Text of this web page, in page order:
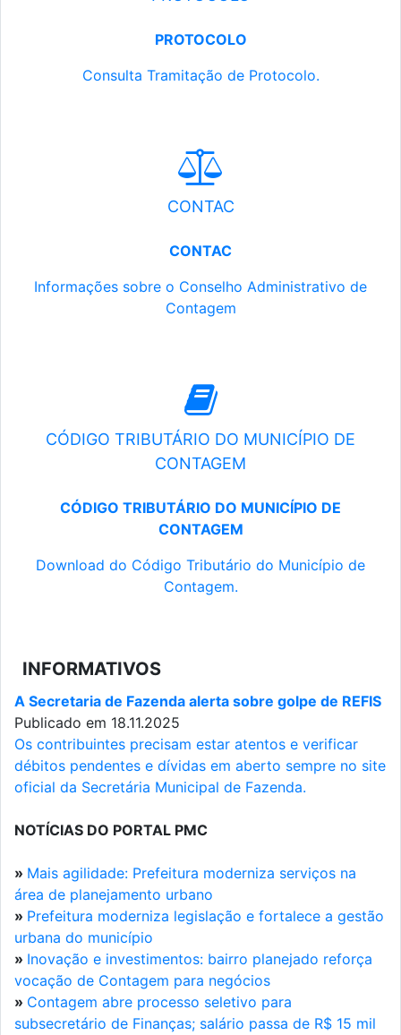
PROTOCOLO
Consulta Tramitação de Protocolo.
CONTAC
CONTAC
Informações sobre o Conselho Administrativo de
Contagem
CÓDIGO TRIBUTÁRIO DO MUNICÍPIO DE
CONTAGEM
CÓDIGO TRIBUTÁRIO DO MUNICÍPIO DE
CONTAGEM
Download do Código Tributário do Município de
Contagem.
INFORMATIVOS
A Secretaria de Fazenda alerta sobre golpe de REFIS
Publicado em 18.11.2025
Os contribuintes precisam estar atentos e verificar
débitos pendentes e dívidas em aberto sempre no site
oficial da Secretária Municipal de Fazenda.
NOTÍCIAS DO PORTAL PMC
» Mais agilidade: Prefeitura moderniza serviços na
área de planejamento urbano
» Prefeitura moderniza legislação e fortalece a gestão
urbana do município
» Inovação e investimentos: bairro planejado reforça
vocação de Contagem para negócios
» Contagem abre processo seletivo para
subsecretário de Finanças; salário passa de R$ 15 mil